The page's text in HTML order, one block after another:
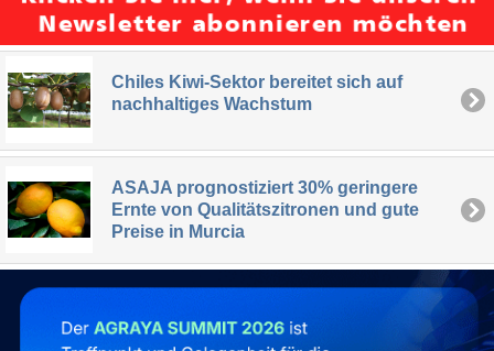
Chiles Kiwi-Sektor bereitet sich auf
nachhaltiges Wachstum
ASAJA prognostiziert 30% geringere
Ernte von Qualitätszitronen und gute
Preise in Murcia